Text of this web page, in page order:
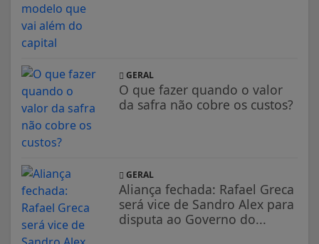
GERAL
O que fazer quando o valor
da safra não cobre os custos?
GERAL
Aliança fechada: Rafael Greca
será vice de Sandro Alex para
disputa ao Governo do...